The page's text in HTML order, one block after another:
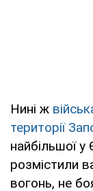
Нині ж
території
найбільшої у
розмістили
вогонь, не